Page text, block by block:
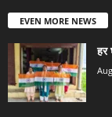
EVEN MORE NEWS
हर